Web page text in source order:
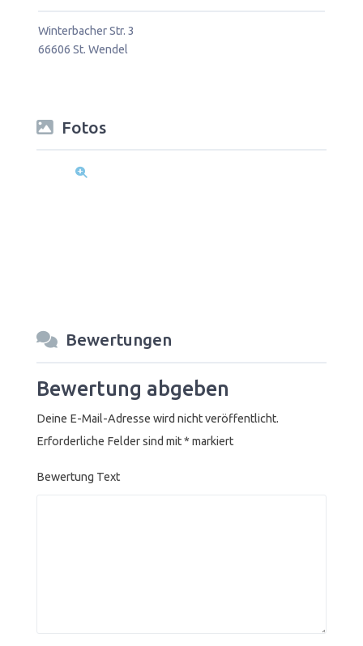
Fotos
Bewertungen
Bewertung abgeben
Deine E-Mail-Adresse wird nicht veröffentlicht.
Erforderliche Felder sind mit*markiert
Bewertung Text
Winterbacher Str. 3
66606 St. Wendel